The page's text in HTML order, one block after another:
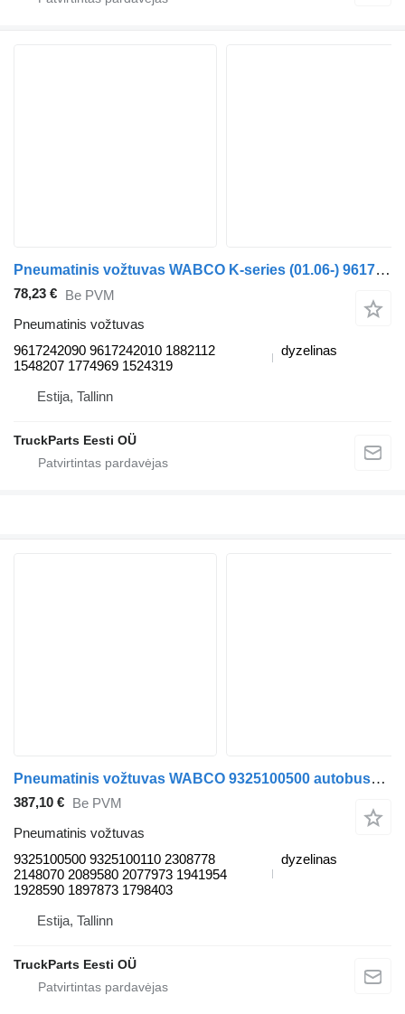
Pneumatinis vožtuvas WABCO K-series (01.06-) 9617242090 autobuso Scania K,N,F-series bus (2006-)
78,23 € Be PVM
Pneumatinis vožtuvas
9617242090 9617242010 1882112
1548207 1774969 1524319
dyzelinas
Estija, Tallinn
TruckParts Eesti OÜ
Pneumatinis vožtuvas WABCO 9325100500 autobuso Scania K,N,F-series bus (2006-)
387,10 € Be PVM
Pneumatinis vožtuvas
9325100500 9325100110 2308778
2148070 2089580 2077973 1941954
1928590 1897873 1798403
dyzelinas
Estija, Tallinn
TruckParts Eesti OÜ